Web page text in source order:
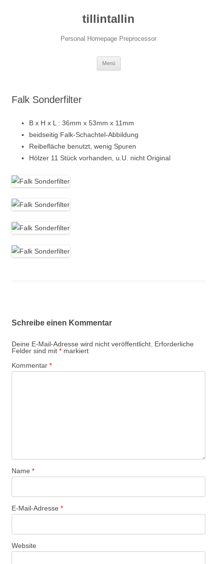
tillintallin
Personal Homepage Preprocessor
Menü
Falk Sonderfilter
B x H x L : 36mm x 53mm x 11mm
beidseitig Falk-Schachtel-Abbildung
Reibefläche benutzt, wenig Spuren
Hölzer 11 Stück vorhanden, u.U. nicht Original
Schreibe einen Kommentar
Deine E-Mail-Adresse wird nicht veröffentlicht. Erforderliche
Felder sind mit * markiert
Kommentar *
Name *
E-Mail-Adresse *
Website